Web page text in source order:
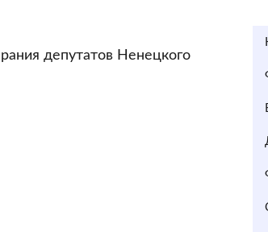
депутатов Ненецкого